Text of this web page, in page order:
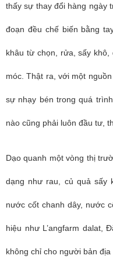
thấy sự thay đổi hàng ngày
đoạn đều chế biến bằng
khâu từ chọn, rửa, sấy
móc. Thật ra, với một
sự nhạy bén trong quá
nào cũng phải luôn đầu tư,
Dạo quanh một vòng thị
dạng như rau, củ quả sấy
nước cốt chanh dây, nước
hiệu như L’angfarm
không chỉ cho người bản